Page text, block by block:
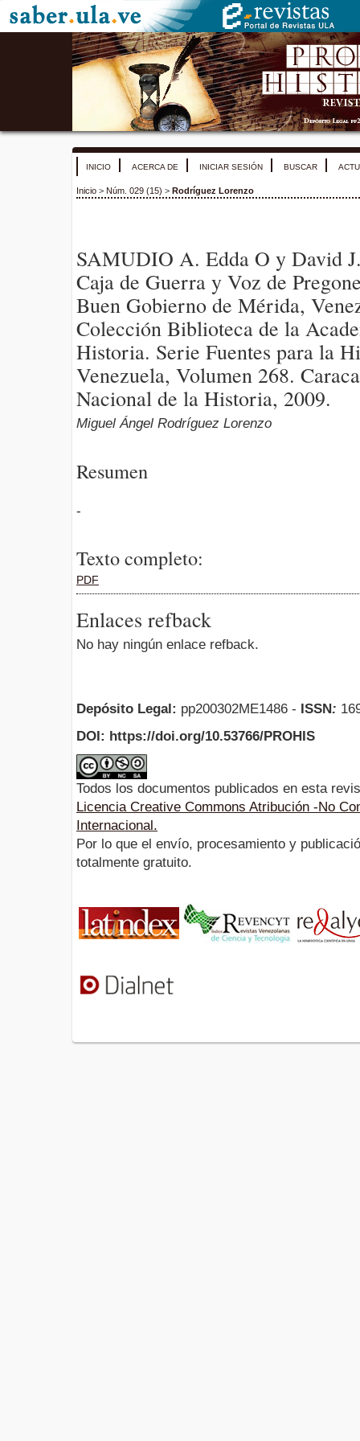
INICIO ACERCA DE INICIAR SESIÓN BUSCAR
Inicio > Núm. 029 (15) > Rodríguez Lorenzo
SAMUDIO A. Edda O y David
Caja de Guerra y Voz de
Buen Gobierno de Mérida,
Colección Biblioteca de la
Historia. Serie Fuentes para la
Venezuela, Volumen 268.
Nacional de la Historia, 2009.
Miguel Ángel Rodríguez Lorenzo
Resumen
-
Texto completo:
PDF
Enlaces refback
No hay ningún enlace refback.
Depósito Legal: pp200302ME1486 - ISSN:
DOI: https://doi.org/10.53766/PROHIS
Todos los documentos publicados en esta
Licencia Creative Commons Atribución -No
Internacional.
Por lo que el envío, procesamiento y
totalmente gratuito.